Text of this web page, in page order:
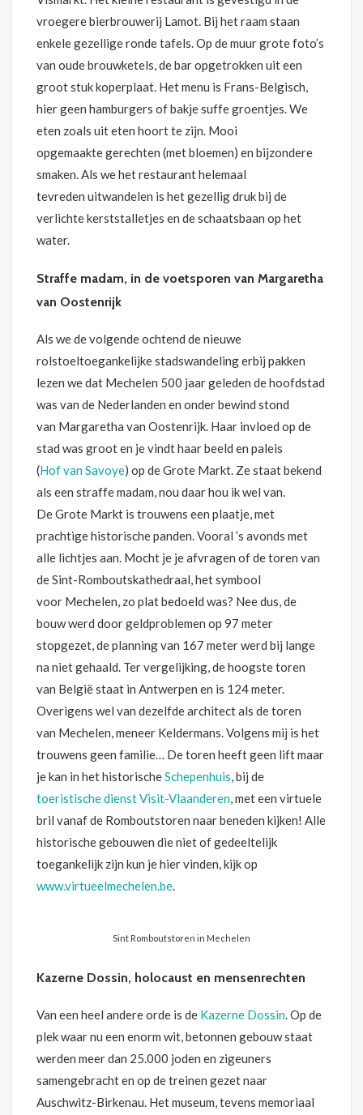
vroegere bierbrouwerij Lamot. Bij het raam staan
enkele gezellige ronde tafels. Op de muur grote foto’s
van oude brouwketels, de bar opgetrokken uit een
groot stuk koperplaat. Het menu is Frans-Belgisch,
hier geen hamburgers of bakje suffe groentjes. We
eten zoals uit eten hoort te zijn. Mooi
opgemaakte gerechten (met bloemen) en bijzondere
smaken. Als we het restaurant helemaal
tevreden uitwandelen is het gezellig druk bij de
verlichte kerststalletjes en de schaatsbaan op het
water.
Straffe madam, in de voetsporen van Margaretha
van Oostenrijk
Als we de volgende ochtend de nieuwe
rolstoeltoegankelijke stadswandeling erbij pakken
lezen we dat Mechelen 500 jaar geleden de hoofdstad
was van de Nederlanden en onder bewind stond
van Margaretha van Oostenrijk. Haar invloed op de
stad was groot en je vindt haar beeld en paleis
(Hof van Savoye) op de Grote Markt. Ze staat bekend
als een straffe madam, nou daar hou ik wel van.
De Grote Markt is trouwens een plaatje, met
prachtige historische panden. Vooral ’s avonds met
alle lichtjes aan. Mocht je je afvragen of de toren van
de Sint-Romboutskathedraal, het symbool
voor Mechelen, zo plat bedoeld was? Nee dus, de
bouw werd door geldproblemen op 97 meter
stopgezet, de planning van 167 meter werd bij lange
na niet gehaald. Ter vergelijking, de hoogste toren
van België staat in Antwerpen en is 124 meter.
Overigens wel van dezelfde architect als de toren
van Mechelen, meneer Keldermans. Volgens mij is het
trouwens geen familie… De toren heeft geen lift maar
je kan in het historischeSchepenhuis, bij de
toeristische dienst Visit-Vlaanderen, met een virtuele
bril vanaf de Romboutstoren naar beneden kijken! Alle
historische gebouwen die niet of gedeeltelijk
toegankelijk zijn kun je hier vinden, kijk op
www.virtueelmechelen.be.
Sint Romboutstoren in Mechelen
Kazerne Dossin, holocaust en mensenrechten
Van een heel andere orde is de Kazerne Dossin. Op de
plek waar nu een enorm wit, betonnen gebouw staat
werden meer dan 25.000 joden en zigeuners
samengebracht en op de treinen gezet naar
Auschwitz-Birkenau. Het museum, tevens memoriaal